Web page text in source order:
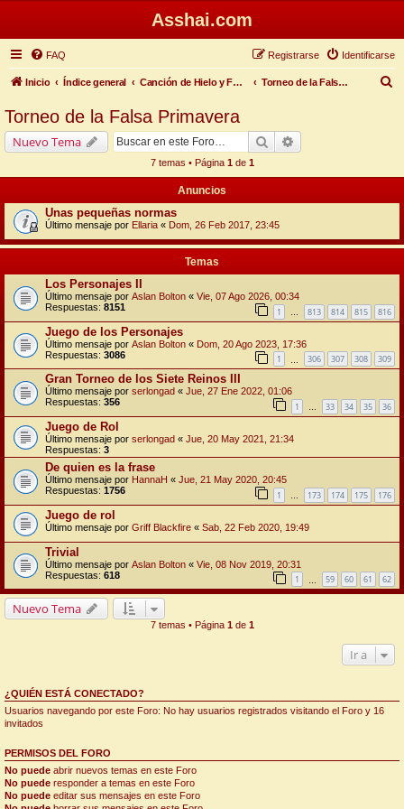
Asshai.com
FAQ Identificarse
Registrarse
Inicio Índice general Canción de Hielo y Fuego Torneo de la Falsa Primavera
Torneo de la Falsa Primavera
Nuevo Tema Buscar
7 temas • Página 1de 1
Anuncios
Unas pequeñas normas
Último mensaje por Ellaria « Dom, 26 Feb 2017, 23:45
Temas
Los Personajes II
Último mensaje por Aslan Bolton « Vie, 07 Ago 2026, 00:34
Respuestas: 8151 1 … 813 814 815 816
Juego de los Personajes
Último mensaje por Aslan Bolton « Dom, 20 Ago 2023, 17:36
Respuestas: 3086 1 306 307 308 309
Gran Torneo de los Siete Reinos III
Último mensaje por serlongad « Jue, 27 Ene 2022, 01:06
Respuestas: 356 1 … 33 34 35 36
Juego de Rol
Último mensaje por serlongad « Jue, 20 May 2021, 21:34
Respuestas: 3
De quien es la frase
Último mensaje por HannaH « Jue, 21 May 2020, 20:45
Respuestas: 1756 1 … 173 174 175 176
Juego de rol
Último mensaje por Griff Blackfire « Sab, 22 Feb 2020, 19:49
Trivial
Último mensaje por Aslan Bolton « Vie, 08 Nov 2019, 20:31
Respuestas: 618 1 59 60 61 62
Nuevo Tema
7 temas • Página 1de 1
Ir a
¿QUIÉN ESTÁ CONECTADO?
Usuarios navegando por este Foro: No hay usuarios registrados visitando el Foro y 16
invitados
PERMISOS DEL FORO
No puede abrir nuevos temas en este Foro
No puede responder a temas en este Foro
No puede editar sus mensajes en este Foro